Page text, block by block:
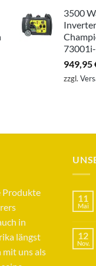
3500
949,95
zzgl.
Produkte
in
längst
uns als
11
Mai
12
Nov.